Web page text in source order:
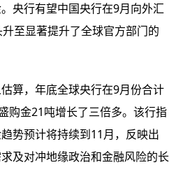
央行有望中国央行在9月向外汇
至显著提升了全球官方部门的
算，年底全球央行在9月份合计
购金21吨增长了三倍多。该行指
势预计将持续到11月，反映出
及对冲地缘政治和金融风险的长